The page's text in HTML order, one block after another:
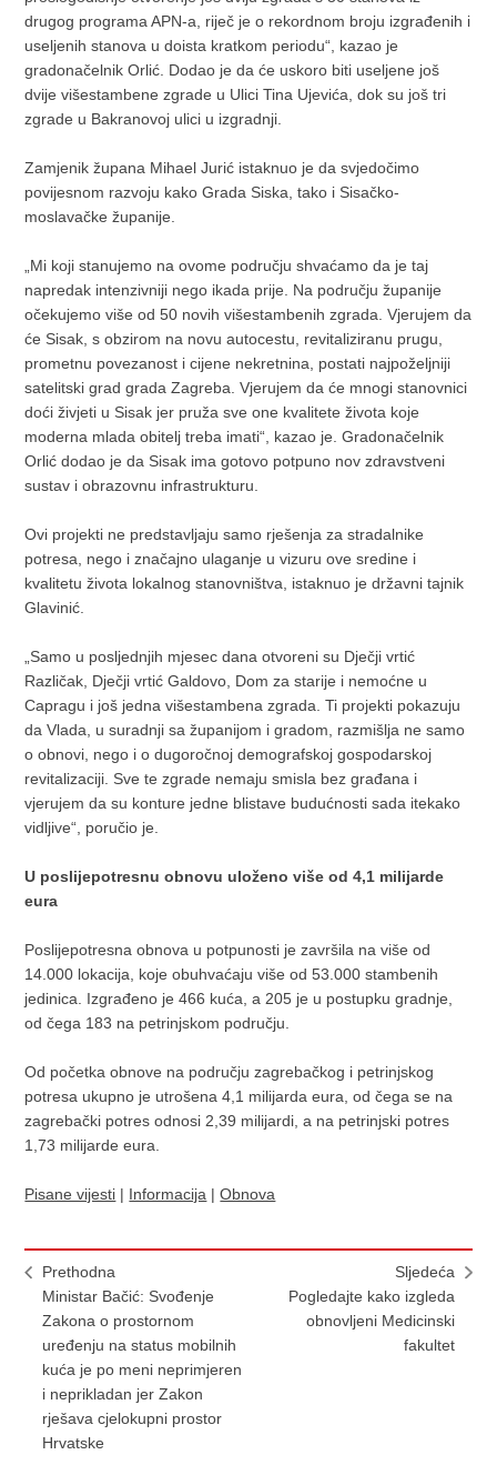
drugog programa APN-a, riječ je o rekordnom broju izgrađenih i
useljenih stanova u doista kratkom periodu“, kazao je
gradonačelnik Orlić. Dodao je da će uskoro biti useljene još
dvije višestambene zgrade u Ulici Tina Ujevića, dok su još tri
zgrade u Bakranovoj ulici u izgradnji.
Zamjenik župana Mihael Jurić istaknuo je da svjedočimo
povijesnom razvoju kako Grada Siska, tako i Sisačko-
moslavačke županije.
„Mi koji stanujemo na ovome području shvaćamo da je taj
napredak intenzivniji nego ikada prije. Na području županije
očekujemo više od 50 novih višestambenih zgrada. Vjerujem da
će Sisak, s obzirom na novu autocestu, revitaliziranu prugu,
prometnu povezanost i cijene nekretnina, postati najpoželjniji
satelitski grad grada Zagreba. Vjerujem da će mnogi stanovnici
doći živjeti u Sisak jer pruža sve one kvalitete života koje
moderna mlada obitelj treba imati“, kazao je. Gradonačelnik
Orlić dodao je da Sisak ima gotovo potpuno nov zdravstveni
sustav i obrazovnu infrastrukturu.
Ovi projekti ne predstavljaju samo rješenja za stradalnike
potresa, nego i značajno ulaganje u vizuru ove sredine i
kvalitetu života lokalnog stanovništva, istaknuo je državni tajnik
Glavinić.
„Samo u posljednjih mjesec dana otvoreni su Dječji vrtić
Različak, Dječji vrtić Galdovo, Dom za starije i nemoćne u
Capragu i još jedna višestambena zgrada. Ti projekti pokazuju
da Vlada, u suradnji sa županijom i gradom, razmišlja ne samo
o obnovi, nego i o dugoročnoj demografskoj gospodarskoj
revitalizaciji. Sve te zgrade nemaju smisla bez građana i
vjerujem da su konture jedne blistave budućnosti sada itekako
vidljive“, poručio je.
U poslijepotresnu obnovu uloženo više od 4,1 milijarde
eura
Poslijepotresna obnova u potpunosti je završila na više od
14.000 lokacija, koje obuhvaćaju više od 53.000 stambenih
jedinica. Izgrađeno je 466 kuća, a 205 je u postupku gradnje,
od čega 183 na petrinjskom području.
Od početka obnove na području zagrebačkog i petrinjskog
potresa ukupno je utrošena 4,1 milijarda eura, od čega se na
zagrebački potres odnosi 2,39 milijardi, a na petrinjski potres
1,73 milijarde eura.
Pisane vijesti | Informacija |Obnova
Prethodna
Ministar Bačić: Svođenje
Zakona o prostornom
uređenju na status mobilnih
kuća je po meni neprimjeren
i neprikladan jer Zakon
rješava cjelokupni prostor
Hrvatske
Sljedeća
Pogledajte kako izgleda
obnovljeni Medicinski
fakultet